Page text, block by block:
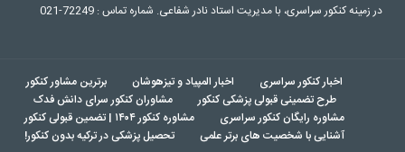
در زمینه کنکور سراسری، با مدیریت استاد نادر شفاعی. شماره تماس : 72249-021
اخبار کنکور سراسری اخبار المپیاد و تیزهوشان
برترین مشاور کنکور
طرح تضمینی قبولی پزشکی کنکور
مشاوران کنکور سرای دانش فدک
مشاوره رایگان کنکور سراسری
مشاوره کنکور ۱۴۰۴ | تضمین قبولی کنکور
آشنایی با شخصیت های برتر علمی
تحصیل پزشکی در ترکیه بدون کنکور!